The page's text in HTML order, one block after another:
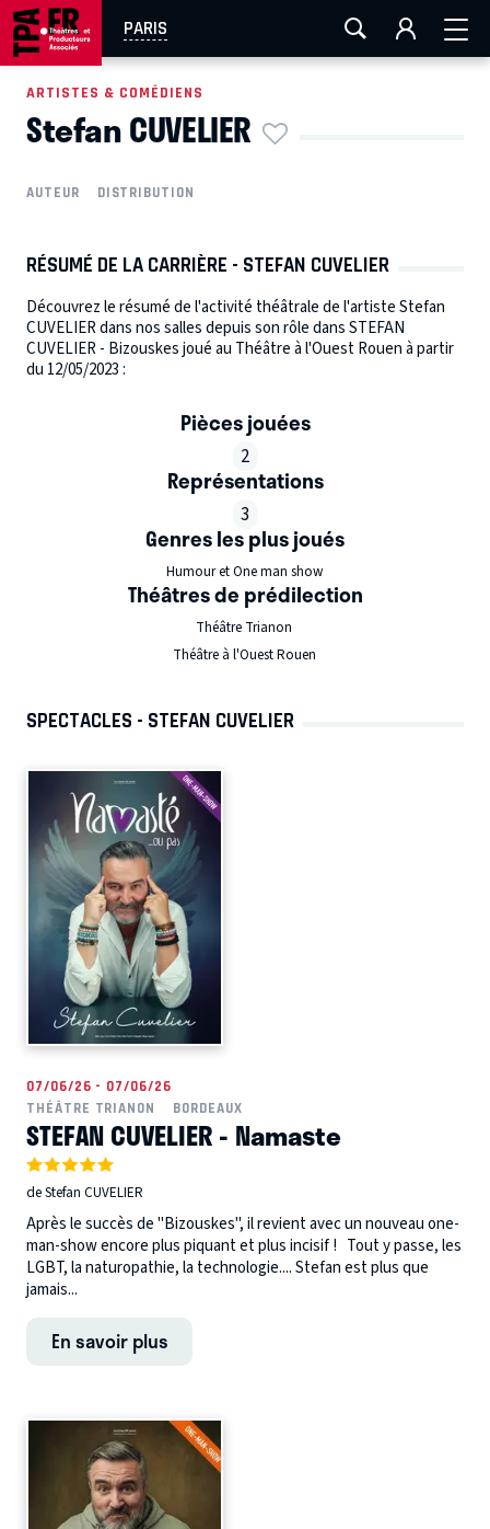
PARIS
AIX-MARSEILLE LA ROCHELLE
EN TOURNÉE
ARTISTES & COMÉDIENS
Stefan CUVELIER
AUTEUR DISTRIBUTION
RÉSUMÉ DE LA CARRIÈRE - STEFAN CUVELIER
Découvrez le résumé de l'activité théâtrale de l'artiste Stefan
CUVELIER dans nos salles depuis son rôle dans STEFAN
CUVELIER - Bizouskes joué au Théâtre à l'Ouest Rouen à partir
du 12/05/2023 :
Pièces jouées
2
Représentations
3
Genres les plus joués
Humour et One man show
Théâtres de prédilection
Théâtre Trianon
Théâtre à l'Ouest Rouen
SPECTACLES - STEFAN CUVELIER
07/06/26 - 07/06/26
THÉÂTRE TRIANON
BORDEAUX
STEFAN CUVELIER - Namaste
de Stefan CUVELIER
Après le succès de "Bizouskes", il revient avec un nouveau one-
man-show encore plus piquant et plus incisif ! Tout y passe, les
LGBT, la naturopathie, la technologie.... Stefan est plus que
jamais...
En savoir plus